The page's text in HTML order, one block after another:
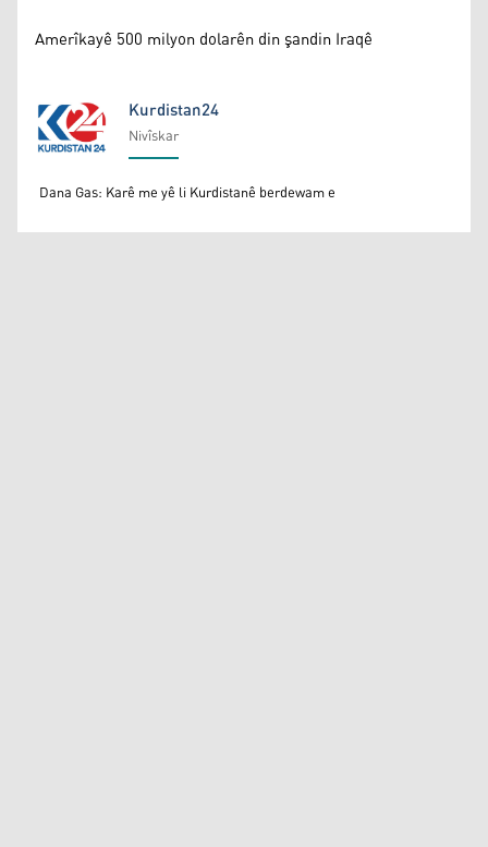
Amerîkayê 500 milyon dolarên din şandin Iraqê
Kurdistan24
Kurdistan24
Nivîskar
Dana Gas: Karê me yê li Kurdistanê berdewam e